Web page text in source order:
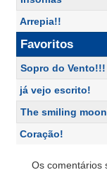
Arrepia!!
Favoritos
Sopro do Vento!!!
já vejo escrito!
The smiling
Coração!
Os comentários